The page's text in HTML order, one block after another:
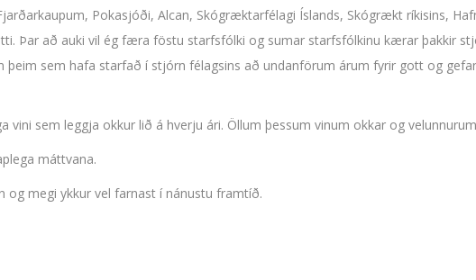
Pokasjóði, Alcan, Skógræktarfélagi Íslands, Skógrækt ríkisins,
Þar að auki vil ég færa föstu starfsfólki og sumar starfsfólkinu kærar þakkir
þeim sem hafa starfað í stjórn félagsins að undanförum árum fyrir gott og
vini sem leggja okkur lið á hverju ári. Öllum þessum vinum okkar og
máttvana.
og megi ykkur vel farnast í nánustu framtíð.